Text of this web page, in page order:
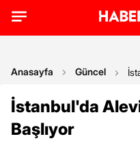
Anasayfa Güncel
İstanbul'da
Başlıyor